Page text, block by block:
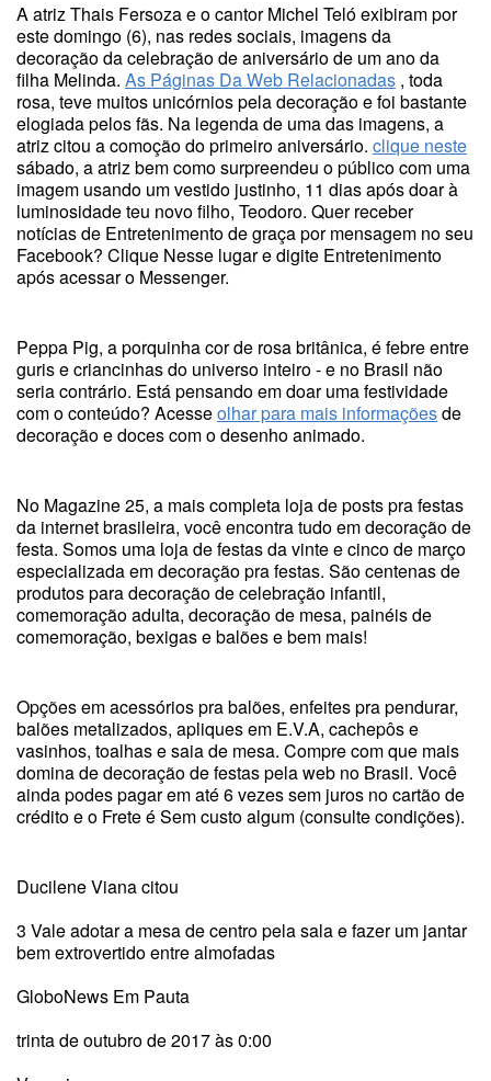
A atriz Thais Fersoza e o cantor Michel Teló exibiram por
este domingo (6), nas redes sociais, imagens da
decoração da celebração de aniversário de um ano da
filha Melinda. As Páginas Da Web Relacionadas , toda
rosa, teve muitos unicórnios pela decoração e foi bastante
elogiada pelos fãs. Na legenda de uma das imagens, a
atriz citou a comoção do primeiro aniversário. clique neste
sábado, a atriz bem como surpreendeu o público com uma
imagem usando um vestido justinho, 11 dias após doar à
luminosidade teu novo filho, Teodoro. Quer receber
notícias de Entretenimento de graça por mensagem no seu
Facebook? Clique Nesse lugar e digite Entretenimento
após acessar o Messenger.
Peppa Pig, a porquinha cor de rosa britânica, é febre entre
guris e criancinhas do universo inteiro - e no Brasil não
seria contrário. Está pensando em doar uma festividade
com o conteúdo? Acesseolhar para mais informaçõesde
decoração e doces com o desenho animado.
No Magazine 25, a mais completa loja de posts pra festas
da internet brasileira, você encontra tudo em decoração de
festa. Somos uma loja de festas da vinte e cinco de março
especializada em decoração pra festas. São centenas de
produtos para decoração de celebração infantil,
comemoração adulta, decoração de mesa, painéis de
comemoração, bexigas e balões e bem mais!
Opções em acessórios pra balões, enfeites pra pendurar,
balões metalizados, apliques em E.V.A, cachepôs e
vasinhos, toalhas e saia de mesa. Compre com que mais
domina de decoração de festas pela web no Brasil. Você
ainda podes pagar em até 6 vezes sem juros no cartão de
crédito e o Frete é Sem custo algum (consulte condições).
Ducilene Viana citou
3 Vale adotar a mesa de centro pela sala e fazer um jantar
bem extrovertido entre almofadas
GloboNews Em Pauta
trinta de outubro de 2017 às 0:00